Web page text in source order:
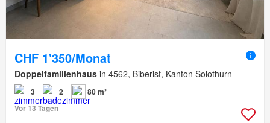
CHF 1'350/Monat
Doppelfamilienhaus in 4562, Biberist, Kanton Solothurn
3 2
80 m²
Vor 13 Tagen